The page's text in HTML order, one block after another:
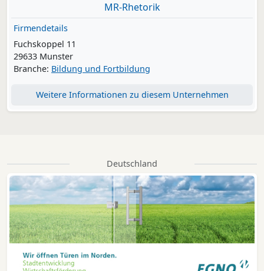
MR-Rhetorik
Firmendetails
Fuchskoppel 11
29633 Munster
Branche: Bildung und Fortbildung
Weitere Informationen zu diesem Unternehmen
Deutschland